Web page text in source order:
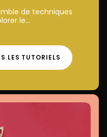
de techniques
le...
LES TUTORIELS